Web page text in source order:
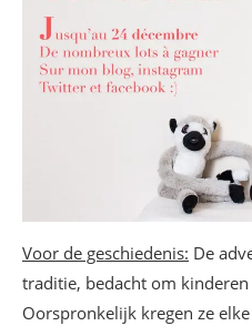
Voor de geschiedenis: De
traditie, bedacht om
Oorspronkelijk kregen ze